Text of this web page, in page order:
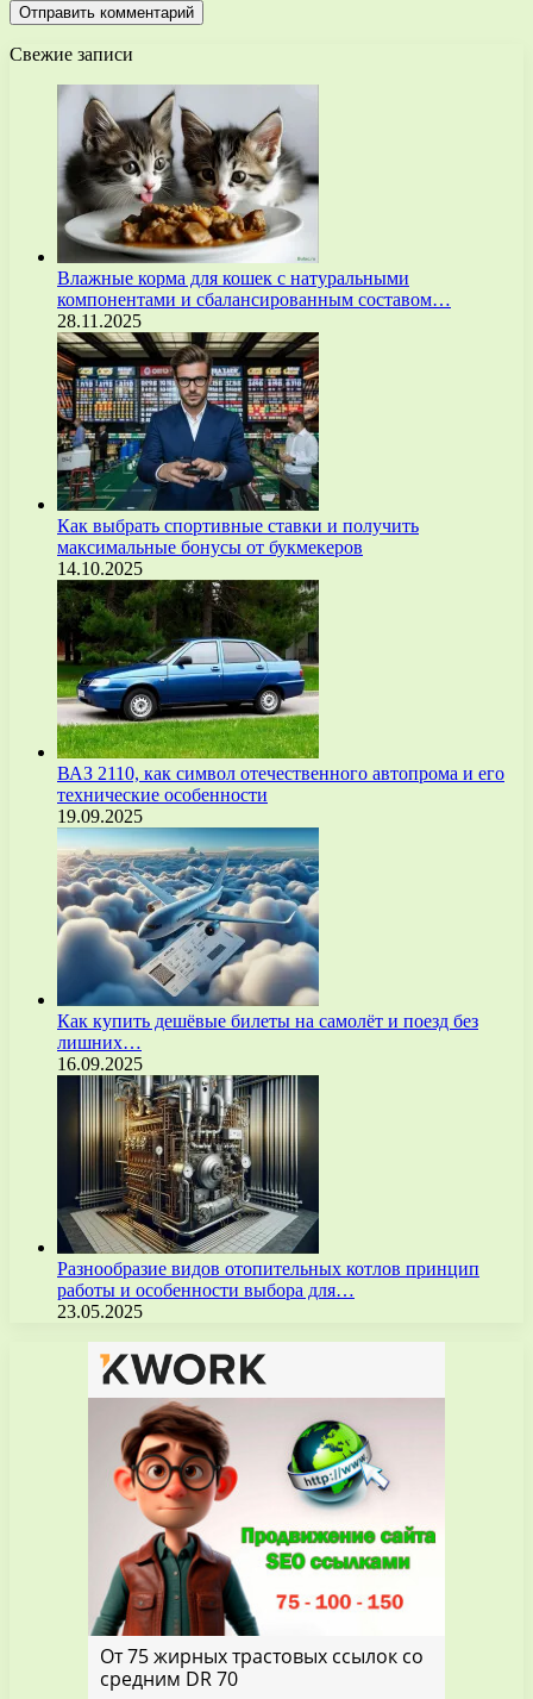
Свежие записи
Влажные корма для кошек с натуральными
компонентами и сбалансированным составом…
28.11.2025
Как выбрать спортивные ставки и получить
максимальные бонусы от букмекеров
14.10.2025
ВАЗ 2110, как символ отечественного автопрома и его
технические особенности
19.09.2025
Как купить дешёвые билеты на самолёт и поезд без
лишних…
16.09.2025
Разнообразие видов отопительных котлов принцип
работы и особенности выбора для…
23.05.2025